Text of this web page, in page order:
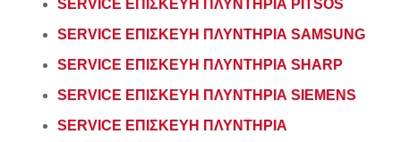
SERVICE ΕΠΙΣΚΕΥΗ ΠΛΥΝΤΗΡΙΑ PITSOS
SERVICE ΕΠΙΣΚΕΥΗ ΠΛΥΝΤΗΡΙΑ SAMSUNG
SERVICE ΕΠΙΣΚΕΥΗ ΠΛΥΝΤΗΡΙΑ SHARP
SERVICE ΕΠΙΣΚΕΥΗ ΠΛΥΝΤΗΡΙΑ SIEMENS
SERVICE ΕΠΙΣΚΕΥΗ ΠΛΥΝΤΗΡΙΑ